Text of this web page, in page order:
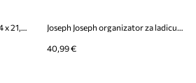
Bodum od bukovog drveta 14 x 21,5 x 22,2 cm Joseph Joseph organizator za ladicu od plastike
40,99 €